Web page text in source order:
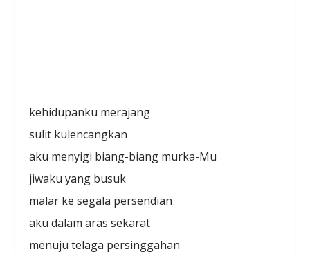
kehidupanku merajang
sulit kulencangkan
aku menyigi biang-biang murka-Mu
jiwaku yang busuk
malar ke segala persendian
aku dalam aras sekarat
menuju telaga persinggahan